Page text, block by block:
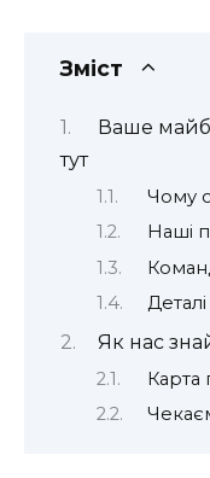
Зміст
Ваше
тут
Чому
Наші
Як нас
Карта